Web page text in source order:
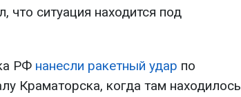
что ситуация находится под
РФ нанесли ракетный удар по
Краматорска, когда там находилось